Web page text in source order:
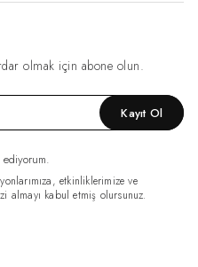
olmak için abone olun.
Kayıt Ol
etkinliklerimize ve
almayı kabul etmiş olursunuz.